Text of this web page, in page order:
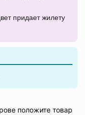
придает жилету
положите товар